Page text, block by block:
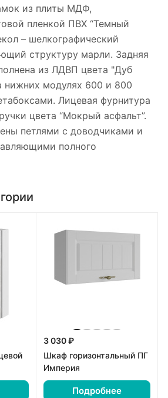
из плиты МДФ,
пленкой ПВХ “Темный
– шелкографический
структуру марли. Задняя
из ЛДВП цвета "Дуб
модулях 600 и 800
Лицевая фурнитура
цвета “Мокрый асфальт”.
петлями с доводчиками и
полного
3 030 ₽
Шкаф горизонтальный ПГ
Империя
Подробнее